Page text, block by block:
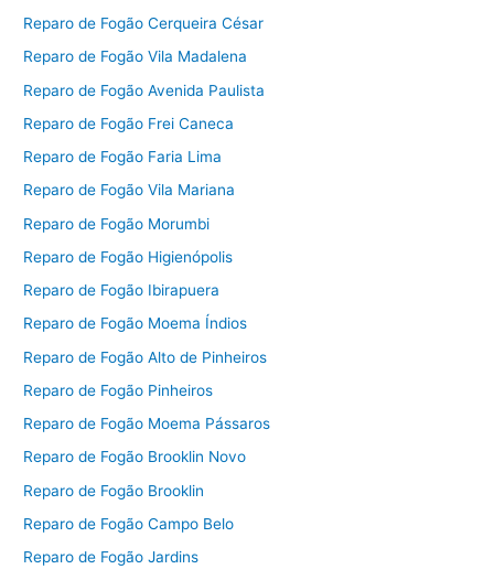
Reparo de Fogão Cerqueira César
Reparo de Fogão Vila Madalena
Reparo de Fogão Avenida Paulista
Reparo de Fogão Frei Caneca
Reparo de Fogão Faria Lima
Reparo de Fogão Vila Mariana
Reparo de Fogão Morumbi
Reparo de Fogão Higienópolis
Reparo de Fogão Ibirapuera
Reparo de Fogão Moema Índios
Reparo de Fogão Alto de Pinheiros
Reparo de Fogão Pinheiros
Reparo de Fogão Moema Pássaros
Reparo de Fogão Brooklin Novo
Reparo de Fogão Brooklin
Reparo de Fogão Campo Belo
Reparo de Fogão Jardins